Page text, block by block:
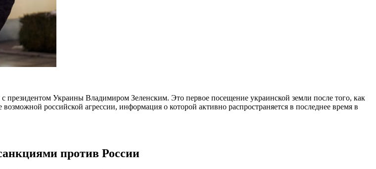
Украины Владимиром Зеленским. Это первое посещение украинской земли после того, как
российской агрессии, информация о которой активно распространяется в последнее время в
против России